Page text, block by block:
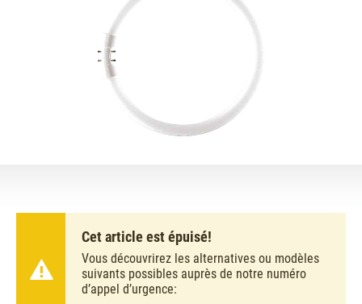
Cet article est épuisé!
Vous découvrirez les alternatives ou modèles
suivants possibles auprès de notre numéro
d’appel d’urgence: